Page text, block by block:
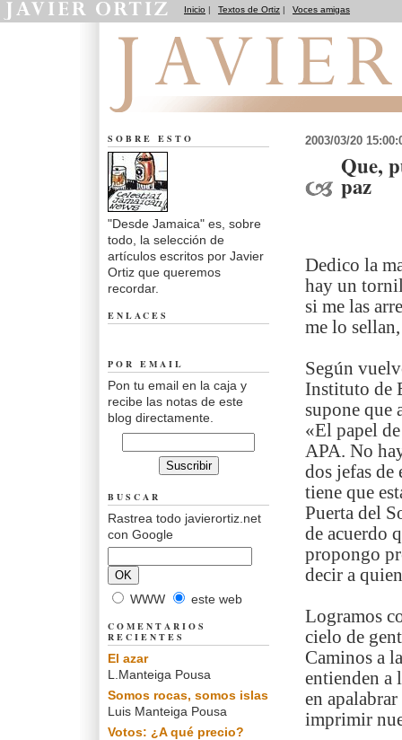
Inicio | Textos de Ortiz | Voces amigas
2003/03/20
Que,
paz
Dedico la
hay un
si me las
me lo
Según
Instituto de
supone que
«El papel
APA. No
dos jefas de
tiene que
Puerta del
de acuerdo
propongo
decir a
Logramos
cielo de
Caminos a
entienden a
en
imprimir
SOBRE ESTO
"Desde Jamaica" es, sobre
todo, la selección de
artículos escritos por Javier
Ortiz que queremos
recordar.
ENLACES
POR EMAIL
Pon tu email en la caja y
recibe las notas de este
blog directamente.
BUSCAR
Rastrea todo javierortiz.net
con Google
WWW este web
COMENTARIOS
RECIENTES
El azar
L.Manteiga Pousa
Somos rocas, somos islas
Luis Manteiga Pousa
Votos: ¿A qué precio?